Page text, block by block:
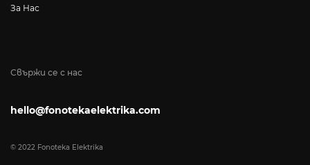
Свържи се с нас
hello@fonotekaelektrika.com
© 2022 Fonoteka Elektrika
За Нас